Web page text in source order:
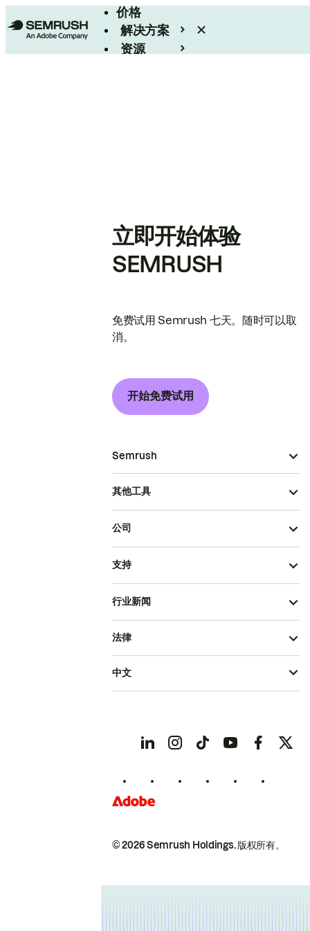
价格
解决方案
资源
立即开始体验
SEMRUSH
免费试用 Semrush 七天。随时可以取
消。
开始免费试用
Semrush
其他工具
公司
支持
行业新闻
© 2026 Semrush Holdings.版权所有。
法律
中文